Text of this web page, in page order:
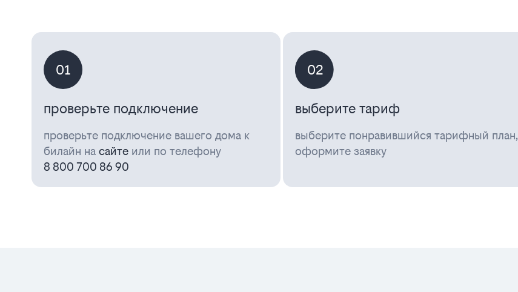
01
проверьте подключение
проверьте подключение вашего дома к
билайн насайте или по телефону
8 800 700 86 90
02
выберите тариф
выберите понравившийся тарифный план,
оформите заявку